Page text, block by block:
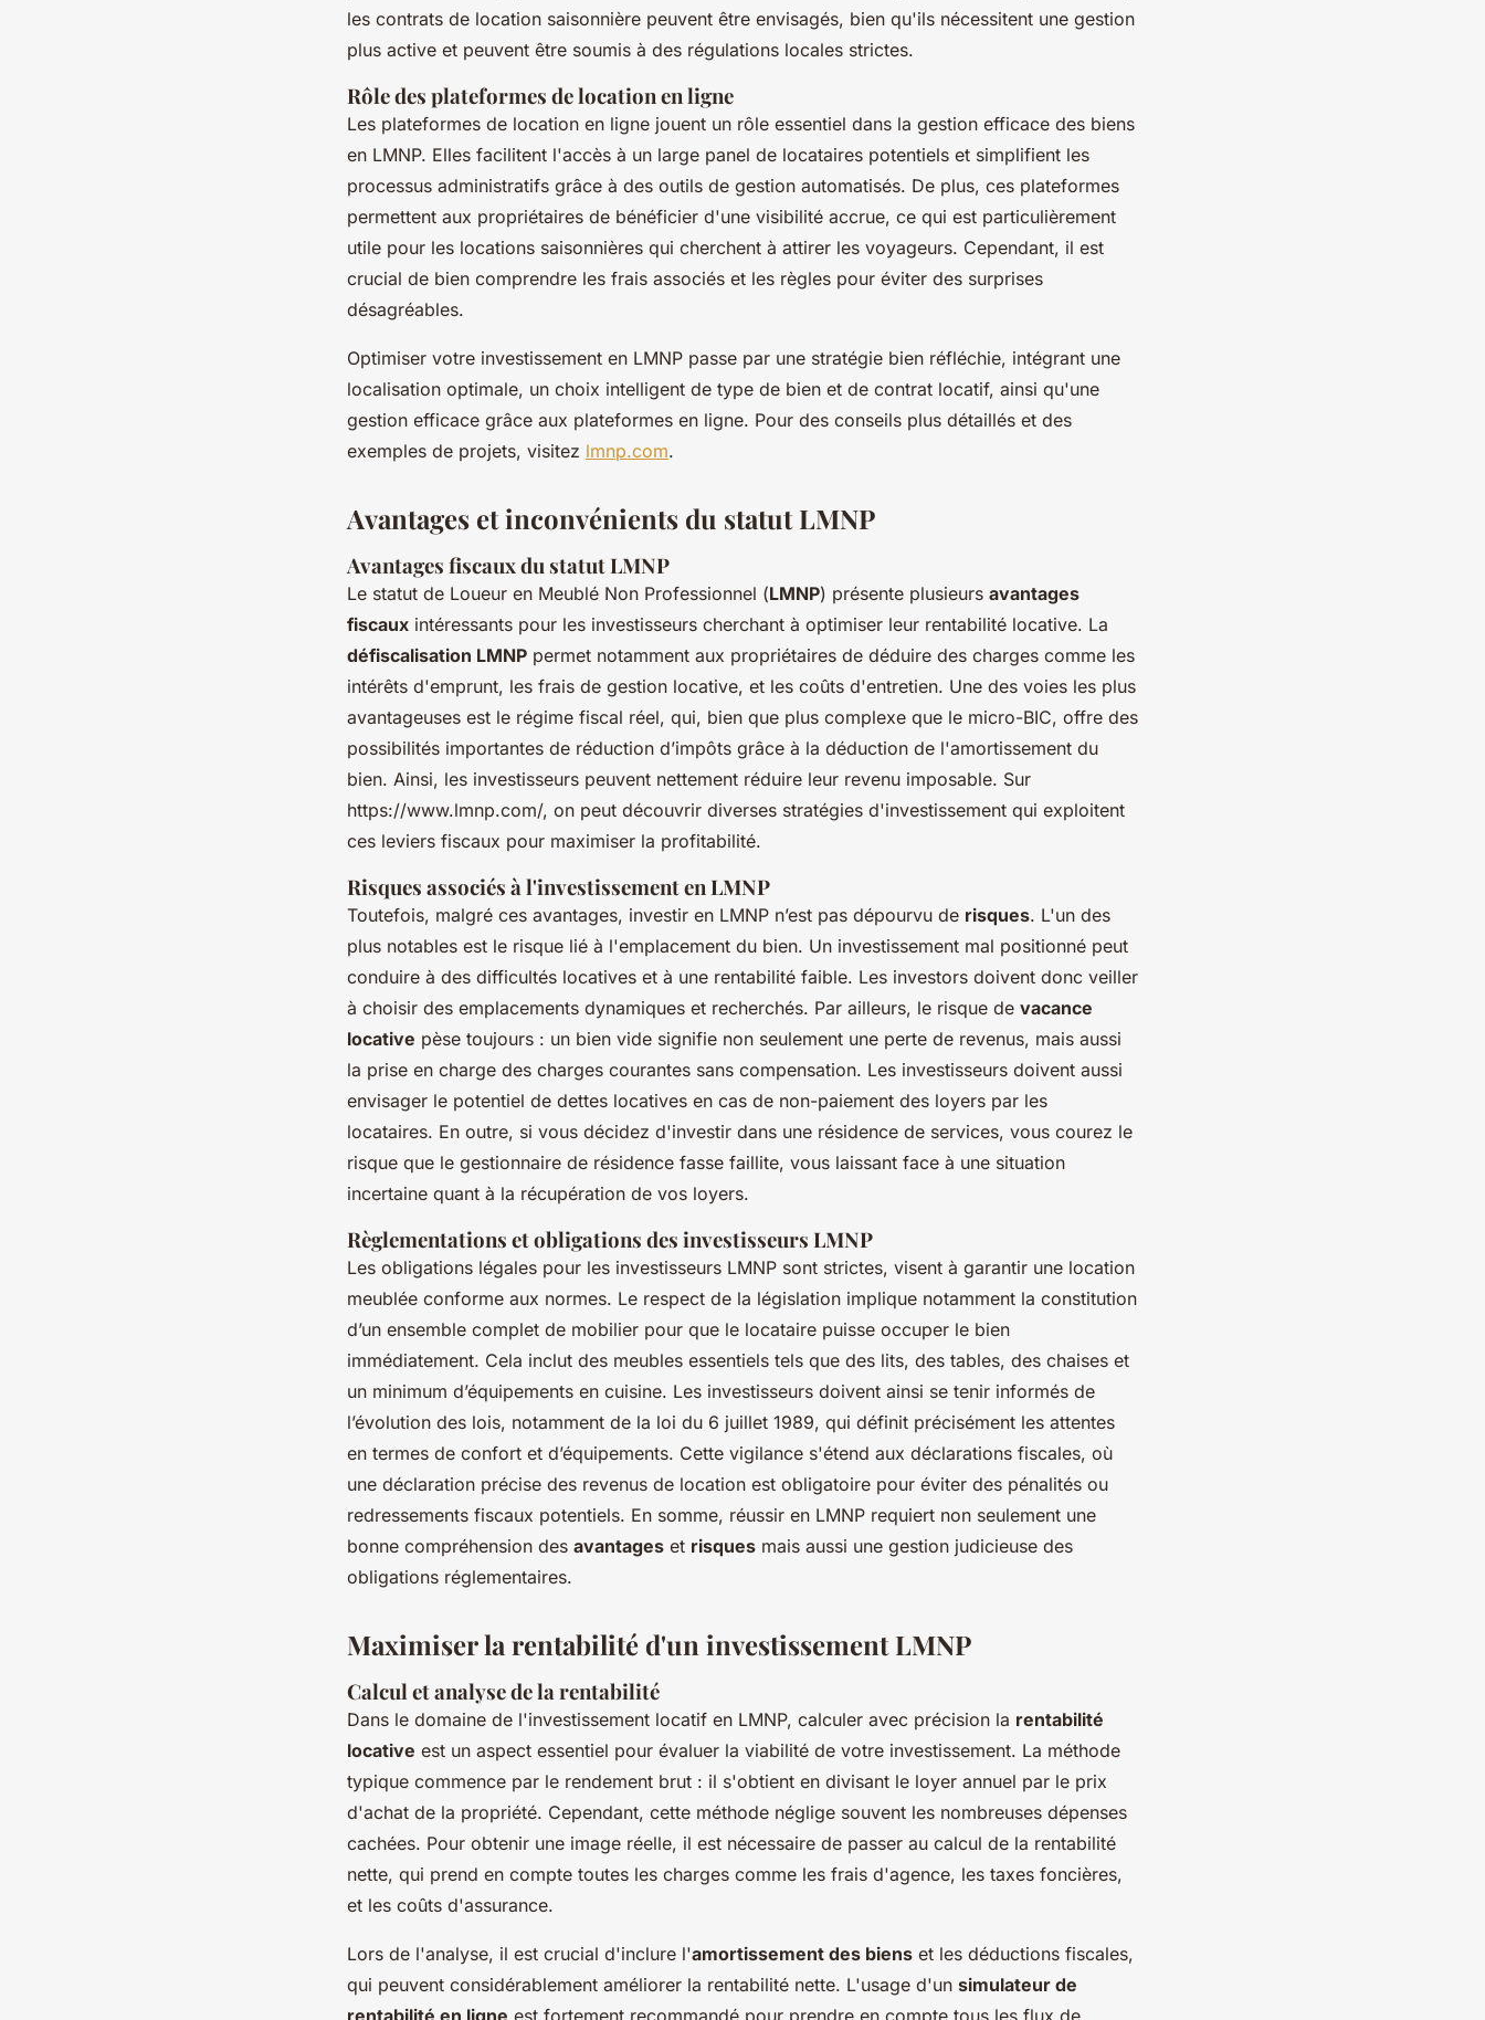
les contrats de location saisonnière peuvent être envisagés, bien qu'ils nécessitent une gestion
plus active et peuvent être soumis à des régulations locales strictes.
Rôle des plateformes de location en ligne
Les plateformes de location en ligne jouent un rôle essentiel dans la gestion efficace des biens
en LMNP. Elles facilitent l'accès à un large panel de locataires potentiels et simplifient les
processus administratifs grâce à des outils de gestion automatisés. De plus, ces plateformes
permettent aux propriétaires de bénéficier d'une visibilité accrue, ce qui est particulièrement
utile pour les locations saisonnières qui cherchent à attirer les voyageurs. Cependant, il est
crucial de bien comprendre les frais associés et les règles pour éviter des surprises
désagréables.
Optimiser votre investissement en LMNP passe par une stratégie bien réfléchie, intégrant une
localisation optimale, un choix intelligent de type de bien et de contrat locatif, ainsi qu'une
gestion efficace grâce aux plateformes en ligne. Pour des conseils plus détaillés et des
exemples de projets, visitez lmnp.com.
Avantages et inconvénients du statut LMNP
Avantages fiscaux du statut LMNP
Le statut de Loueur en Meublé Non Professionnel (LMNP) présente plusieurs avantages
fiscaux intéressants pour les investisseurs cherchant à optimiser leur rentabilité locative. La
défiscalisation LMNP permet notamment aux propriétaires de déduire des charges comme les
intérêts d'emprunt, les frais de gestion locative, et les coûts d'entretien. Une des voies les plus
avantageuses est le régime fiscal réel, qui, bien que plus complexe que le micro-BIC, offre des
possibilités importantes de réduction d’impôts grâce à la déduction de l'amortissement du
bien. Ainsi, les investisseurs peuvent nettement réduire leur revenu imposable. Sur
https://www.lmnp.com/, on peut découvrir diverses stratégies d'investissement qui exploitent
ces leviers fiscaux pour maximiser la profitabilité.
Risques associés à l'investissement en LMNP
Toutefois, malgré ces avantages, investir en LMNP n’est pas dépourvu de risques. L'un des
plus notables est le risque lié à l'emplacement du bien. Un investissement mal positionné peut
conduire à des difficultés locatives et à une rentabilité faible. Les investors doivent donc veiller
à choisir des emplacements dynamiques et recherchés. Par ailleurs, le risque de vacance
locative pèse toujours : un bien vide signifie non seulement une perte de revenus, mais aussi
la prise en charge des charges courantes sans compensation. Les investisseurs doivent aussi
envisager le potentiel de dettes locatives en cas de non-paiement des loyers par les
locataires. En outre, si vous décidez d'investir dans une résidence de services, vous courez le
risque que le gestionnaire de résidence fasse faillite, vous laissant face à une situation
incertaine quant à la récupération de vos loyers.
Règlementations et obligations des investisseurs LMNP
Les obligations légales pour les investisseurs LMNP sont strictes, visent à garantir une location
meublée conforme aux normes. Le respect de la législation implique notamment la constitution
d’un ensemble complet de mobilier pour que le locataire puisse occuper le bien
immédiatement. Cela inclut des meubles essentiels tels que des lits, des tables, des chaises et
un minimum d’équipements en cuisine. Les investisseurs doivent ainsi se tenir informés de
l’évolution des lois, notamment de la loi du 6 juillet 1989, qui définit précisément les attentes
en termes de confort et d’équipements. Cette vigilance s'étend aux déclarations fiscales, où
une déclaration précise des revenus de location est obligatoire pour éviter des pénalités ou
redressements fiscaux potentiels. En somme, réussir en LMNP requiert non seulement une
bonne compréhension des avantages et risques mais aussi une gestion judicieuse des
obligations réglementaires.
Maximiser la rentabilité d'un investissement LMNP
Calcul et analyse de la rentabilité
Dans le domaine de l'investissement locatif en LMNP, calculer avec précision la rentabilité
locative est un aspect essentiel pour évaluer la viabilité de votre investissement. La méthode
typique commence par le rendement brut : il s'obtient en divisant le loyer annuel par le prix
d'achat de la propriété. Cependant, cette méthode néglige souvent les nombreuses dépenses
cachées. Pour obtenir une image réelle, il est nécessaire de passer au calcul de la rentabilité
nette, qui prend en compte toutes les charges comme les frais d'agence, les taxes foncières,
et les coûts d'assurance.
Lors de l'analyse, il est crucial d'inclure l'amortissement des biens et les déductions fiscales,
qui peuvent considérablement améliorer la rentabilité nette. L'usage d'un simulateur de
rentabilité en ligne est fortement recommandé pour prendre en compte tous les flux de